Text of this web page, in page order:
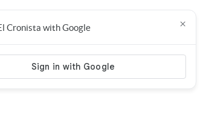
Cronista with Google ×